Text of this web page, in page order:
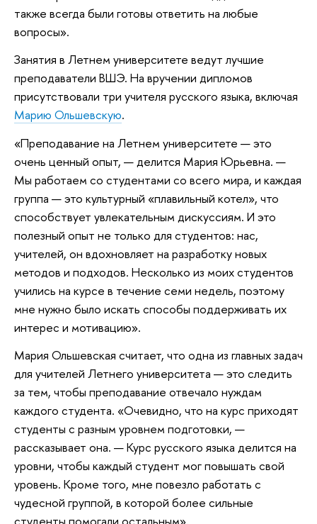
также всегда были готовы ответить на любые
вопросы».
Занятия в Летнем университете ведут лучшие
преподаватели ВШЭ. На вручении дипломов
присутствовали три учителя русского языка, включая
Марию Ольшевскую.
«Преподавание на Летнем университете — это
очень ценный опыт, — делится Мария Юрьевна. —
Мы работаем со студентами со всего мира, и каждая
группа — это культурный «плавильный котел», что
способствует увлекательным дискуссиям. И это
полезный опыт не только для студентов: нас,
учителей, он вдохновляет на разработку новых
методов и подходов. Несколько из моих студентов
учились на курсе в течение семи недель, поэтому
мне нужно было искать способы поддерживать их
интерес и мотивацию».
Мария Ольшевская считает, что одна из главных задач
для учителей Летнего университета — это следить
за тем, чтобы преподавание отвечало нуждам
каждого студента. «Очевидно, что на курс приходят
студенты с разным уровнем подготовки, —
рассказывает она. — Курс русского языка делится на
уровни, чтобы каждый студент мог повышать свой
уровень. Кроме того, мне повезло работать с
чудесной группой, в которой более сильные